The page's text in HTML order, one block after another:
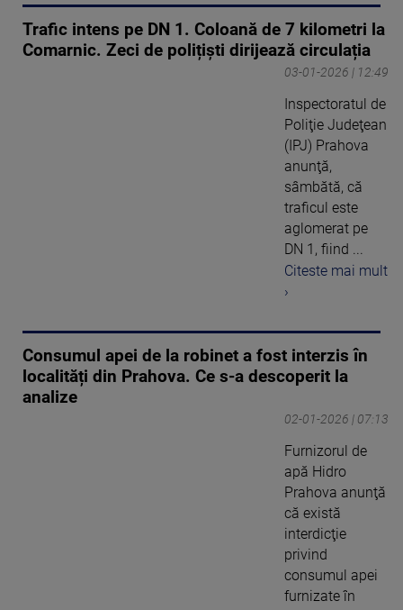
Trafic intens pe DN 1. Coloană de 7 kilometri la
Comarnic. Zeci de polițiști dirijează circulația
03-01-2026 | 12:49
Inspectoratul de
Poliţie Judeţean
(IPJ) Prahova
anunţă,
sâmbătă, că
traficul este
aglomerat pe
DN 1, fiind ...
Citeste mai mult
›
Consumul apei de la robinet a fost interzis în
localități din Prahova. Ce s-a descoperit la
analize
02-01-2026 | 07:13
Furnizorul de
apă Hidro
Prahova anunţă
că există
interdicţie
privind
consumul apei
furnizate în